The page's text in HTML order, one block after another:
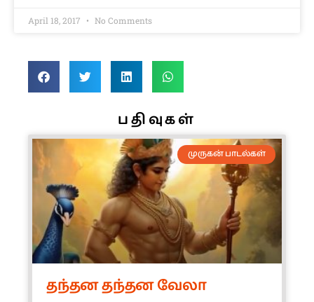
April 18, 2017 No Comments
பதிவுகள்
முருகன் பாடல்கள்
தந்தன தந்தன வேலா